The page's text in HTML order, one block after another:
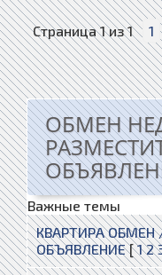
Страница1из1 1
ОБМЕН
Важные темы
КВАРТИРА ОБМЕН
ОБЪЯВЛЕНИЕ [1 2